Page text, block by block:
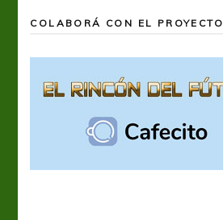
COLABORÁ CON EL PROYECTO